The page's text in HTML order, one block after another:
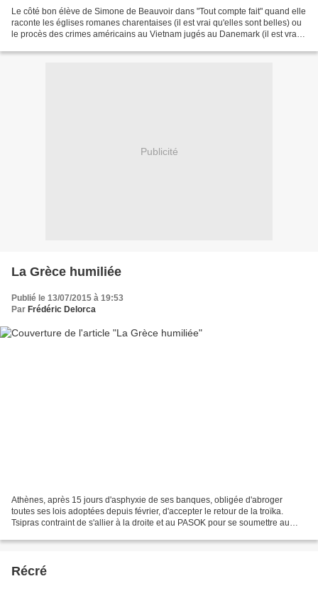
Le côté bon élève de Simone de Beauvoir dans "Tout compte fait" quand elle
raconte les églises romanes charentaises (il est vrai qu'elles sont belles) ou
le procès des crimes américains au Vietnam jugés au Danemark (il est vrai
Publicité
La Grèce humiliée
Publié le 13/07/2015 à 19:53
Par Frédéric Delorca
Athènes, après 15 jours d'asphyxie de ses banques, obligée d'abroger
toutes ses lois adoptées depuis février, d'accepter le retour de la troïka.
Tsipras contraint de s'allier à la droite et au PASOK pour se soumettre au
Récré